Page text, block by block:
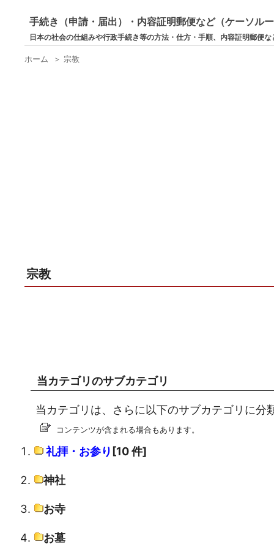
手続き（申請・届出）・内容証明郵便など（ケーソルー
日本の社会の仕組みや行政手続き等の方法・仕方・手順、内容証明郵便
ホーム ＞ 宗教
宗教
当カテゴリのサブカテゴリ
当カテゴリは、さらに以下のサブカテゴリに分
コンテンツが含まれる場合もあります。
礼拝・お参り [10 件]
神社
お寺
お墓